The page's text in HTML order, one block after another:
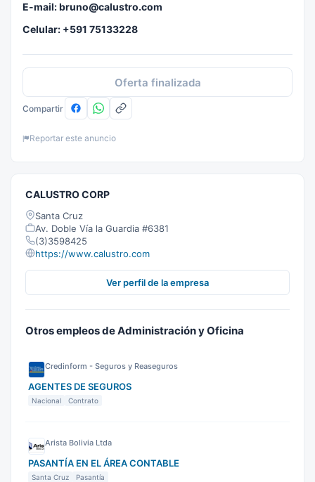
E-mail: bruno@calustro.com
Celular: +591 75133228
Oferta finalizada
Compartir
Reportar este anuncio
CALUSTRO CORP
Santa Cruz
Av. Doble Vía la Guardia #6381
(3)3598425
https://www.calustro.com
Ver perfil de la empresa
Otros empleos de Administración y Oficina
Credinform - Seguros y Reaseguros
AGENTES DE SEGUROS
Nacional Contrato
Arista Bolivia Ltda
PASANTÍA EN EL ÁREA CONTABLE
Santa Cruz Pasantía